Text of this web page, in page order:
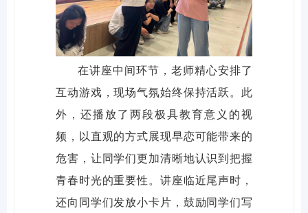
在讲座中间环节，老师精心安排了
互动游戏，现场气氛始终保持活跃。此
外，还播放了两段极具教育意义的视
频，以直观的方式展现早恋可能带来的
危害，让同学们更加清晰地认识到把握
青春时光的重要性。讲座临近尾声时，
还向同学们发放小卡片，鼓励同学们写